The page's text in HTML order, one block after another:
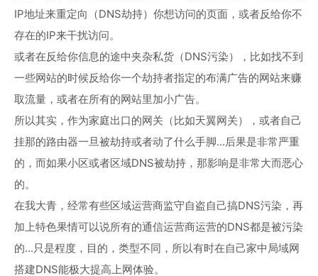
IP地址来重定向（DNS劫持）你想访问的页面，或者反给你不
存在的IP来干扰访问。
或者在反给你信息的途中夹杂私货（DNS污染），比如找不到
一些网站的时候反给你一个劫持者指定的布满广告的网站来赚
取流量，或者在所有的网站里加小广告。
所以其实，作为家庭出口的网关（比如天翼网关），或者自己
挂那的路由器一旦被劫持或者动了什么手脚...后果是非常严重
的，而如果小区或者区域DNS被劫持，那影响是非常大而恶心
的。
在我大青，经常有些区域运营商监守自盗自己搞DNS污染，再
加上特色果情可以说所有的通信运营商运营的DNS都是被污染
的...只是程度，目的，类型不同，所以有时在自己家中局域网
搭建DNS能极大提高上网体验。